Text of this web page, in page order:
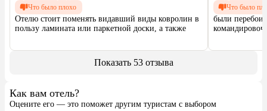
Что было плохо
Отелю стоит поменять видавший виды ковролин в
пользу ламината или паркетной доски, а также
Что было
были перебои
Показать 53 отзыва
Как вам отель?
Оцените его — это поможет другим туристам с выбором